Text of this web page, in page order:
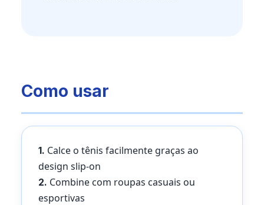
Como usar
1. Calce o tênis facilmente graças ao
design slip-on
2. Combine com roupas casuais ou
esportivas